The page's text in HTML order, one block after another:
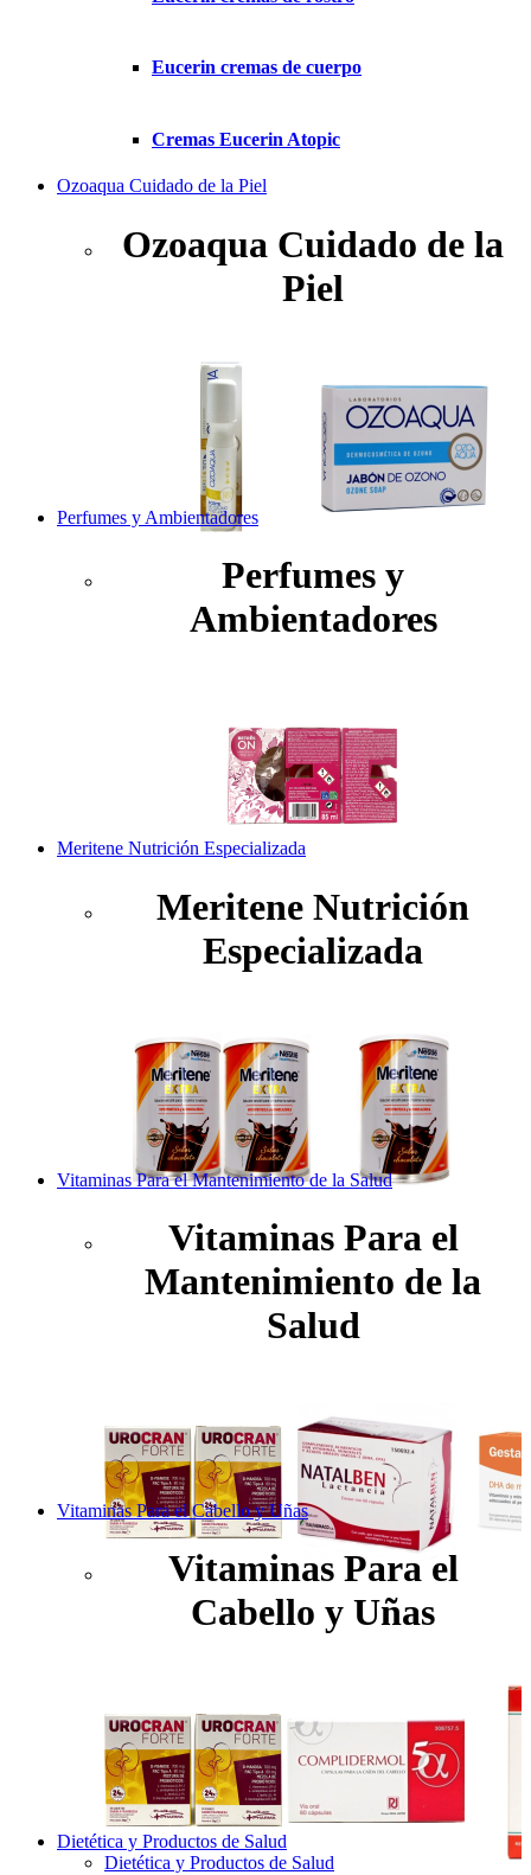
Eucerin cremas de cuerpo
Cremas Eucerin Atopic
Ozoaqua Cuidado de la Piel
Ozoaqua Cuidado de la
Piel
Perfumes y Ambientadores
Perfumes y
Ambientadores
Meritene Nutrición Especializada
Meritene Nutrición
Especializada
Vitaminas Para el Mantenimiento de la Salud
Vitaminas Para el
Mantenimiento de la
Salud
Vitaminas Para el Cabello y Uñas
Vitaminas Para el
Cabello y Uñas
Dietética y Productos de Salud
Dietética y Productos de Salud